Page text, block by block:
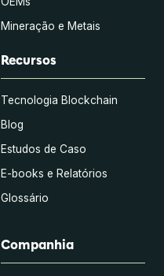
Mineração e Metais
Recursos
Tecnologia Blockchain
Blog
Estudos de Caso
E-books e Relatórios
Glossário
Companhia